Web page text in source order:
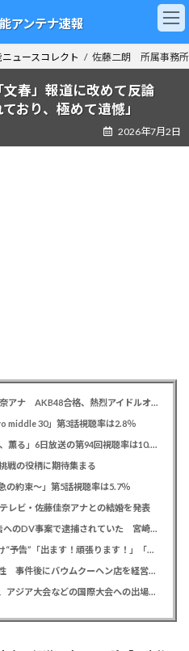
アンテナ速報
ュースコレクト 佐藤二朗 所属事務所
春」報道に改めて反論
おり、極めて遺憾」
2026年7月2日
レインボー 池田直人と結婚の佐藤佳奈アナ AKB48合格、熱烈アイドルオタク「さかなちゃん」として人気に、7月末に読売テレビ退社
middle 30」第3話視聴率は2.8％
見上愛＆上坂樹里 NHK朝ドラ「風、薫る」6日放送の第94回視聴率は10.4％
戦の役柄に期待集まる
約束～」第5話視聴率は5.7％
レビ・佐藤佳奈アナとの結婚を発表
元EXILE黒木啓司 妻・宮崎麗果被告へのDV事案で逮捕されていた 宮崎は全身打撲、頭部裂傷及び打撲、頸部損傷の怪我
西川貴教 今夜放送「Mステ」に向け“予告”「出ます！頑張ります！」「恐らくアレも着ます！」
斉藤慎二被告から性的暴行被害の女性 事件後にバウムクーヘン店を経営やTikTokでライブ配信する姿に「言葉にできない悔しさと怒り」
競泳・本多灯 危険運転致傷で起訴、アジア大会などの国際大会への出場を辞退